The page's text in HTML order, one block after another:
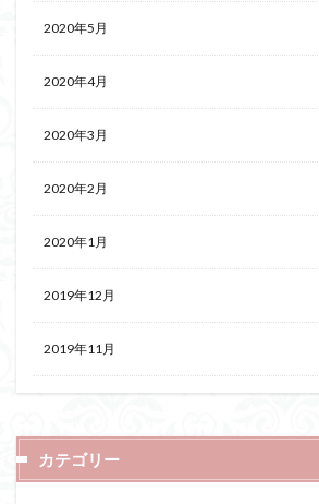
2020年5月
2020年4月
2020年3月
2020年2月
2020年1月
2019年12月
2019年11月
カテゴリー